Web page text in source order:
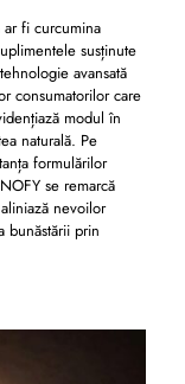
fi curcumina
susținute
avansată
consumatorilor care
modul în
naturală. Pe
formulărilor
se remarcă
nevoilor
bunăstării prin